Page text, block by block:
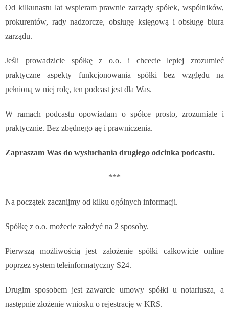
Od kilkunastu lat wspieram prawnie zarządy spółek, wspólników,
prokurentów, rady nadzorcze, obsługę księgową i obsługę biura
zarządu.
Jeśli prowadzicie spółkę z o.o. i chcecie lepiej zrozumieć
praktyczne aspekty funkcjonowania spółki bez względu na
pełnioną w niej rolę, ten podcast jest dla Was.
W ramach podcastu opowiadam o spółce prosto, zrozumiale i
praktycznie. Bez zbędnego ąę i prawniczenia.
Zapraszam Was do wysłuchania drugiego odcinka podcastu.
***
Na początek zacznijmy od kilku ogólnych informacji.
Spółkę z o.o. możecie założyć na 2 sposoby.
Pierwszą możliwością jest założenie spółki całkowicie online
poprzez system teleinformatyczny S24.
Drugim sposobem jest zawarcie umowy spółki u notariusza, a
następnie złożenie wniosku o rejestrację w KRS.